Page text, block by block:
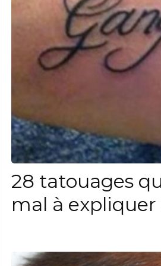
28 tatouages
mal à